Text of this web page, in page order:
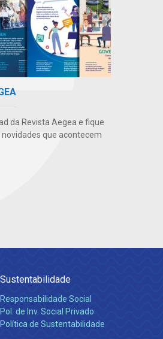
da Revista Aegea e fique
que acontecem
Sustentabilidade
Responsabilidade Social
Pol. de Inv. Social Privado
Política de Sustentabilidade